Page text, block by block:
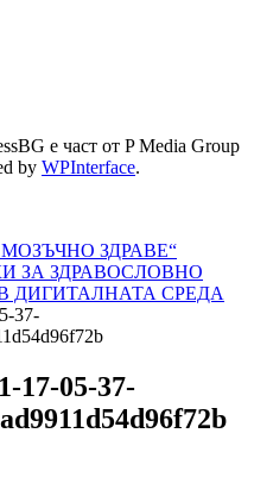
е част от P Media Group
by WPInterface.
ЗДРАВЕ“
ЗА ЗДРАВОСЛОВНО
ДИГИТАЛНАТА СРЕДА
37-
17-05-37-